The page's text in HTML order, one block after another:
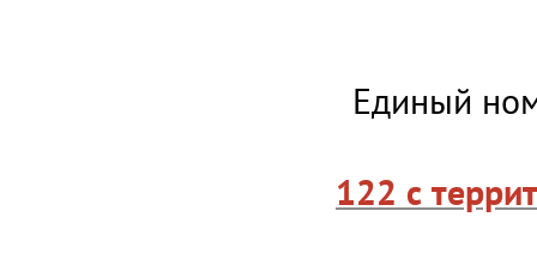
Единый
122 с